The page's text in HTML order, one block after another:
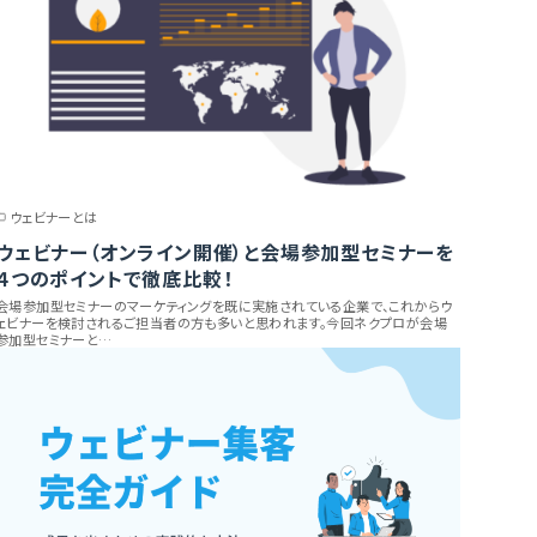
ウェビナーとは
ェビナー（オンライン開催）と会場参加型セミナーを
つのポイントで徹底比較！
場参加型セミナーのマーケティングを既に実施されている企業で、これからウ
ビナーを検討されるご担当者の方も多いと思われます。今回ネクプロが会場
加型セミナーと…